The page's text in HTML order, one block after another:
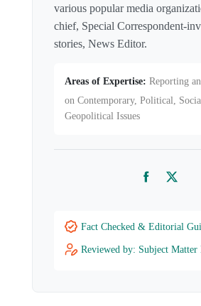
various popular media
chief, Special Correspondent-
stories, News Editor.
Areas of Expertise: Reporting
on Contemporary, Political,
Geopolitical Issues
FacebookTwitter
Fact Checked & Editorial
Reviewed by: Subject Matter